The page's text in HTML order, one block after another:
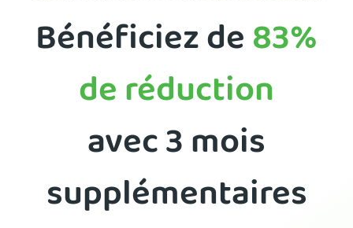
Serveur VPN
Support client
Obtenez PIA VPN
Bénéficiez de83%
de réduction
avec 3 mois
supplémentaires